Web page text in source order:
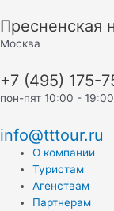
к
содержимому
Пресненская
Москва
+7 (495) 175-
пон-пят 10:00 - 19:00
info@tttour.ru
О компании
Туристам
Агенствам
Партнерам